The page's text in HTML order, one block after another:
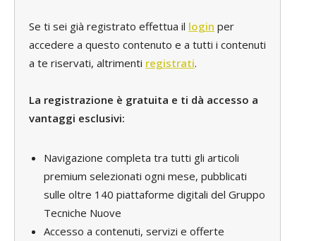
Se ti sei già registrato effettua il login per
accedere a questo contenuto e a tutti i contenuti
a te riservati, altrimenti registrati.
La registrazione è gratuita e ti dà accesso a
vantaggi esclusivi:
Navigazione completa tra tutti gli articoli
premium selezionati ogni mese, pubblicati
sulle oltre 140 piattaforme digitali del Gruppo
Tecniche Nuove
Accesso a contenuti, servizi e offerte